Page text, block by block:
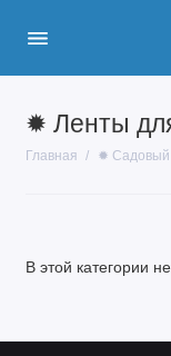
✹ Ленты
Главная ✹ Садовый
В этой категории